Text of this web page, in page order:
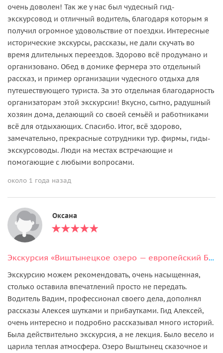
очень доволен! Так же у нас был чудесный гид-
экскурсовод и отличный водитель, благодаря которым я
получил огромное удовольствие от поездки. Интересные
исторические экскурсы, рассказы, не дали скучать во
время длительных переездов. Здорово всё продумано и
организовано. Обед в домике фермера это отдельный
рассказ, и пример организации чудесного отдыха для
путешествующего туриста. За это отдельная благодарность
организаторам этой экскурсии! Вкусно, сытно, радушный
хозяин дома, делающий со своей семьёй и работниками
всё для отдыхающих. Спасибо. Итог, всё здорово,
замечательно, прекрасные сотрудники тур. фирмы, гиды-
экскурсоводы. Люди на местах встречающие и
помогающие с любыми вопросами.
около 1 года назад
Оксана
Экскурсия «Виштынецкое озеро — европейский Байкал» (из Светлогорска)
Экскурсию можем рекомендовать, очень насыщенная,
столько оставила впечатлений просто не передать.
Водитель Вадим, профессионал своего дела, дополнял
рассказы Алексея шутками и прибаутками. Гид Алексей,
очень интересно и подробно рассказывал много историй.
Была действительно экскурсия, а не лекция. Было весело и
царила теплая атмосфера. Озеро Выштынец сказочное и